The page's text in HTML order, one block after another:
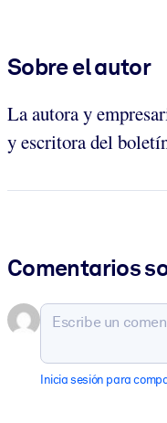
Sobre el autor
Laautora y
y escritora del
Comentarios
Inicia sesión para